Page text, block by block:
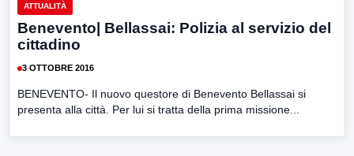
ATTUALITÀ
Benevento| Bellassai: Polizia al servizio del
cittadino
3 OTTOBRE 2016
BENEVENTO- Il nuovo questore di Benevento Bellassai si
presenta alla città. Per lui si tratta della prima missione...